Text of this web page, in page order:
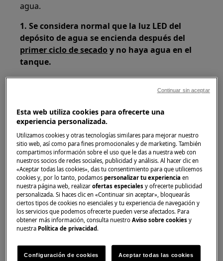
agua.
1. Se considera normal que la luz LED del
depósito de agua se encienda después del
primer ciclo de secado y no haya agua en el
tanque.
2.
Si los filtros, el condensador y/o el
intercambiador de calor están sucios,
puede ser la razón por la cual la máquina
no calienta.
Limpie los filtros después de cada ciclo y el
condensador una vez cada 6 meses.
Consulta el manual del usuario para
obtener información sobre cómo limpiar y
mantener tu aparato.
Los filtros pueden parecer limpios pero
aún así estar bloqueados.
Puede comprobar los filtros
sosteniéndolos contra la luz o debajo de
Esta web utiliza cookies para ofrecerte una
experiencia personalizada.
Utilizamos cookies y otras tecnologías similares para mejorar nuestro
sitio web, así como para fines promocionales y de marketing. También
compartimos información sobre el uso que le das a nuestra web con
nuestros socios de redes sociales, publicidad y análisis. Al hacer clic en
«Aceptar todas las cookies», das tu consentimiento para que utilicemos
cookies y, por lo tanto, podamospersonalizar tu experienciaen
nuestra página web, realizarofertas especiales y ofrecerte publicidad
personalizada. Si haces clic en «Continuar sin aceptar», bloquearás
ciertos tipos de cookies no esenciales y tu experiencia de navegación y
los servicios que podemos ofrecerte pueden verse afectados. Para
obtener más información, consulta nuestroAviso sobre cookies y
nuestra Política de privacidad.
Configuración de cookies Aceptar todas las cookies
Continuar sin aceptar